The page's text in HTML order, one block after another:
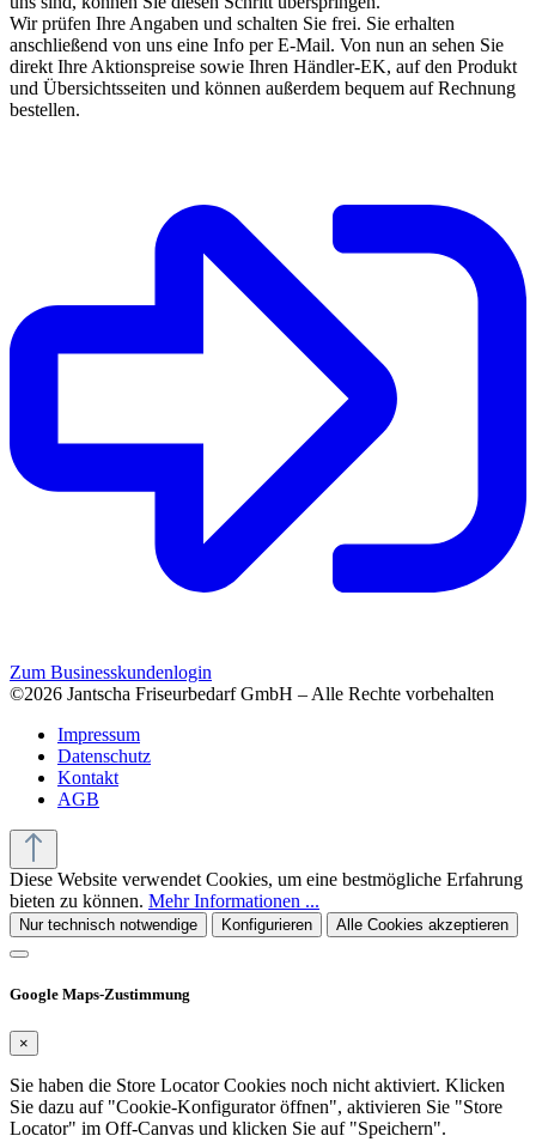
Wir prüfen Ihre Angaben und schalten Sie frei. Sie erhalten
anschließend von uns eine Info per E-Mail. Von nun an sehen Sie
direkt Ihre Aktionspreise sowie Ihren Händler-EK, auf den Produkt
und Übersichtsseiten und können außerdem bequem auf Rechnung
bestellen.
Zum Businesskundenlogin
©2026 Jantscha Friseurbedarf GmbH – Alle Rechte vorbehalten
Impressum
Datenschutz
Kontakt
AGB
Diese Website verwendet Cookies, um eine bestmögliche Erfahrung
bieten zu können. Mehr Informationen ...
Nur technisch notwendige Konfigurieren Alle Cookies akzeptieren
Google Maps-Zustimmung
×
Sie haben die Store Locator Cookies noch nicht aktiviert. Klicken
Sie dazu auf "Cookie-Konfigurator öffnen", aktivieren Sie "Store
Locator" im Off-Canvas und klicken Sie auf "Speichern".